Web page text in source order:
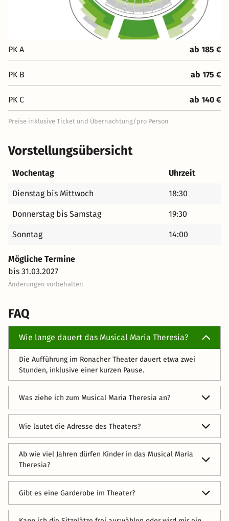
PK A ab 185 €
PK B ab 175 €
PK C ab 140 €
Preise inklusive Ticket und Übernachtung/pro Person
Vorstellungsübersicht
Wochentag Uhrzeit
Dienstag bis Mittwoch 18:30
Donnerstag bis Samstag 19:30
Sonntag 14:00
Mögliche Termine
bis 31.03.2027
Änderungen vorbehalten
FAQ
Wie lange dauert das Musical Maria Theresia?
Die Aufführung im Ronacher Theater dauert etwa zwei
Stunden, inklusive einer kurzen Pause.
Was ziehe ich zum Musical Maria Theresia an?
gerne elegant, um dem besonderen Anlass gerecht zu
werden.
Wie lautet die Adresse des Theaters?
1010 Wien.
Ab wie viel Jahren dürfen Kinder in das Musical Maria
Theresia?
unter anderem wegen der Lautstärke und der Dauer der
Vorstellung. Die Altersempfehlung für den Musicalbesuch
liegt bei 10 Jahren. Sitzerhöhungen für Kinder gibt es beim
Gibt es eine Garderobe im Theater?